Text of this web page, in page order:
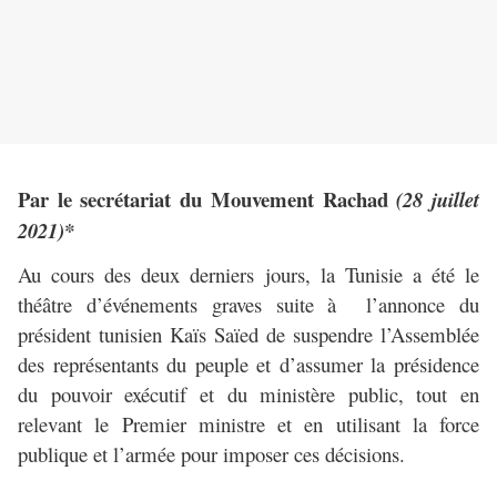
Par le secrétariat du Mouvement Rachad(28 juillet
2021)*
Au cours des deux derniers jours, la Tunisie a été le
théâtre d’événements graves suite à l’annonce du
président tunisien Kaïs Saïed de suspendre l’Assemblée
des représentants du peuple et d’assumer la présidence
du pouvoir exécutif et du ministère public, tout en
relevant le Premier ministre et en utilisant la force
publique et l’armée pour imposer ces décisions.